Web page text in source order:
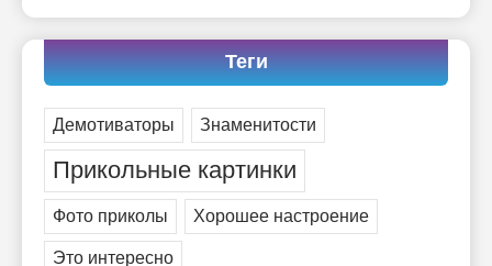
его дал.
Теги
Демотиваторы Знаменитости
Прикольные картинки
Фото приколы
Хорошее настроение
Это интересно